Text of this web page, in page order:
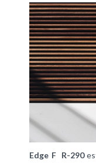
Edge F R-290